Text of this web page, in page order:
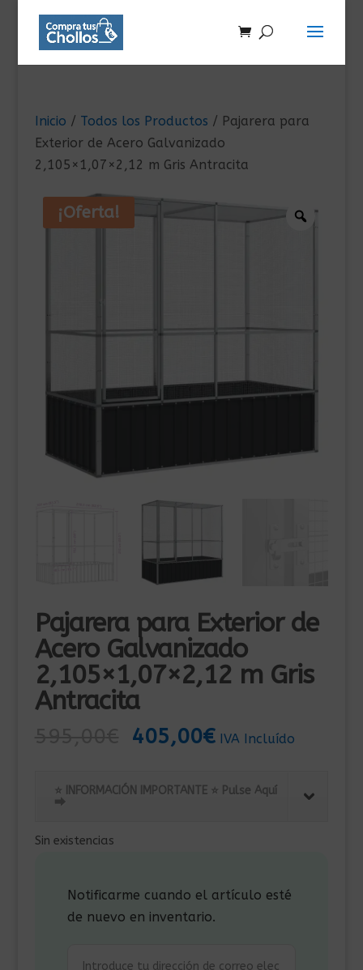
Inicio / Todos los Productos / Pajarera para
Exterior de Acero Galvanizado
2,105×1,07×2,12 m Gris Antracita
¡Oferta!
Pajarera para Exterior de
Acero Galvanizado
2,105×1,07×2,12 m Gris
Antracita
El
original
era:
405,00€El
actual
es:
IVA Incluído
⭐ INFORMACIÓN IMPORTANTE ⭐ Pulse Aquí
⮕
Sin existencias
Notificarme cuando el artículo esté
de nuevo en inventario.